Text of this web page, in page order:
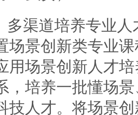
多渠道培养专业
场景创新类专业
用场景创新人才
，培养一批懂场
技人才。将场景